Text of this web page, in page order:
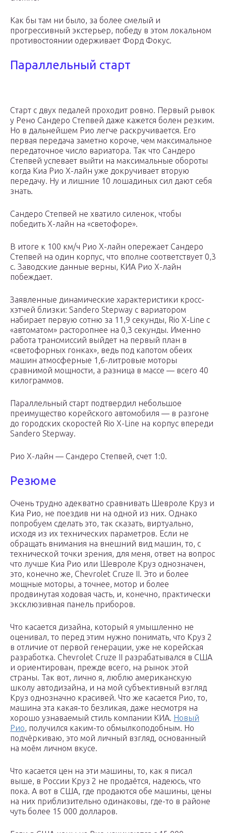
Как бы там ни было, за более смелый и
прогрессивный экстерьер, победу в этом локальном
противостоянии одерживает Форд Фокус.
Параллельный старт
Старт с двух педалей проходит ровно. Первый рывок
у Рено Сандеро Степвей даже кажется болен резким.
Но в дальнейшем Рио легче раскручивается. Его
первая передача заметно короче, чем максимальное
передаточное число вариатора. Так что Сандеро
Степвей успевает выйти на максимальные обороты
когда Киа Рио Х-лайн уже докручивает вторую
передачу. Ну и лишние 10 лошадиных сил дают себя
знать.
Сандеро Степвей не хватило силенок, чтобы
победить Х-лайн на «светофоре».
В итоге к 100 км/ч Рио Х-лайн опережает Сандеро
Степвей на один корпус, что вполне соответствует 0,3
с. Заводские данные верны, КИА Рио Х-лайн
побеждает.
Заявленные динамические характеристики кросс-
хэтчей близки: Sandero Stepway с вариатором
набирает первую сотню за 11,9 секунды, Rio X-Line с
«автоматом» расторопнее на 0,3 секунды. Именно
работа трансмиссий выйдет на первый план в
«светофорных гонках», ведь под капотом обеих
машин атмосферные 1,6-литровые моторы
сравнимой мощности, а разница в массе — всего 40
килограммов.
Параллельный старт подтвердил небольшое
преимущество корейского автомобиля — в разгоне
до городских скоростей Rio X-Line на корпус впереди
Sandero Stepway.
Рио Х-лайн — Сандеро Степвей, счет 1:0.
Резюме
Очень трудно адекватно сравнивать Шевроле Круз и
Киа Рио, не поездив ни на одной из них. Однако
попробуем сделать это, так сказать, виртуально,
исходя из их технических параметров. Если не
обращать внимания на внешний вид машин, то, с
технической точки зрения, для меня, ответ на вопрос
что лучше Киа Рио или Шевроле Круз однозначен,
это, конечно же, Chevrolet Cruze II. Это и более
мощные моторы, а точнее, мотор и более
продвинутая ходовая часть, и, конечно, практически
эксклюзивная панель приборов.
Что касается дизайна, который я умышленно не
оценивал, то перед этим нужно понимать, что Круз 2
в отличие от первой генерации, уже не корейская
разработка. Chevrolet Cruze II разрабатывался в США
и ориентирован, прежде всего, на рынок этой
страны. Так вот, лично я, люблю американскую
школу автодизайна, и на мой субъективный взгляд
Круз однозначно красивей. Что же касается Рио, то,
машина эта какая-то безликая, даже несмотря на
хорошо узнаваемый стиль компании КИА. Новый
Рио, получился каким-то обмылкоподобным. Но
подчёркиваю, это мой личный взгляд, основанный
на моём личном вкусе.
Что касается цен на эти машины, то, как я писал
выше, в России Круз 2 не продаётся, надеюсь, что
пока. А вот в США, где продаются обе машины, цены
на них приблизительно одинаковы, где-то в районе
чуть более 15 000 долларов.